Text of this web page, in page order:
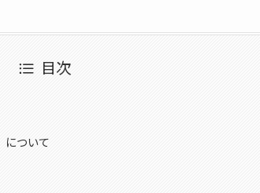
目次
について